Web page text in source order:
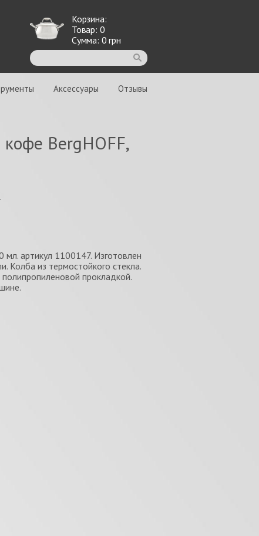
Корзина:
Товар: 0
Сумма: 0 грн
Аксессуары Отзывы
BergHOFF,
артикул 1100147. Изготовлен
Колба из термостойкого стекла.
прокладкой.